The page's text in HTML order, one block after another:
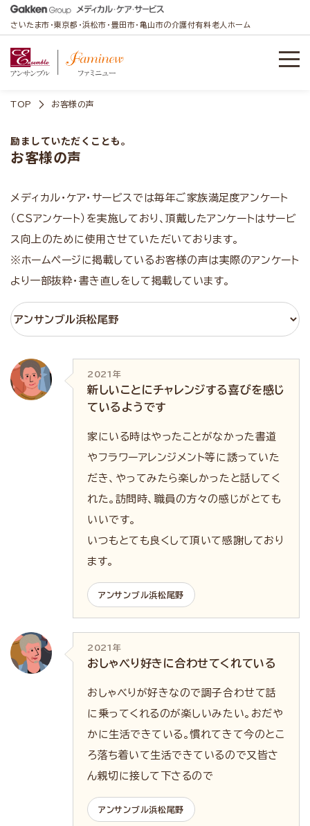
さいたま市・東京都・浜松市・豊田市・亀山市の介護付有料老人ホーム
TOP お客様の声
励ましていただくことも。
お客様の声
メディカル・ケア・サービスでは毎年ご家族満足度アンケート
（CSアンケート）を実施しており、頂戴したアンケートはサービ
ス向上のために使用させていただいております。
※ホームページに掲載しているお客様の声は実際のアンケート
より一部抜粋・書き直しをして掲載しています。
2021年
新しいことにチャレンジする喜びを感じ
ているようです
家にいる時はやったことがなかった書道
やフラワーアレンジメント等に誘っていた
だき、やってみたら楽しかったと話してく
れた。訪問時、職員の方々の感じがとても
いいです。
いつもとても良くして頂いて感謝しており
ます。
アンサンブル浜松尾野
2021年
おしゃべり好きに合わせてくれている
おしゃべりが好きなので調子合わせて話
に乗ってくれるのが楽しいみたい。おだや
かに生活できている。慣れてきて今のとこ
ろ落ち着いて生活できているので又皆さ
ん親切に接して下さるので
アンサンブル浜松尾野